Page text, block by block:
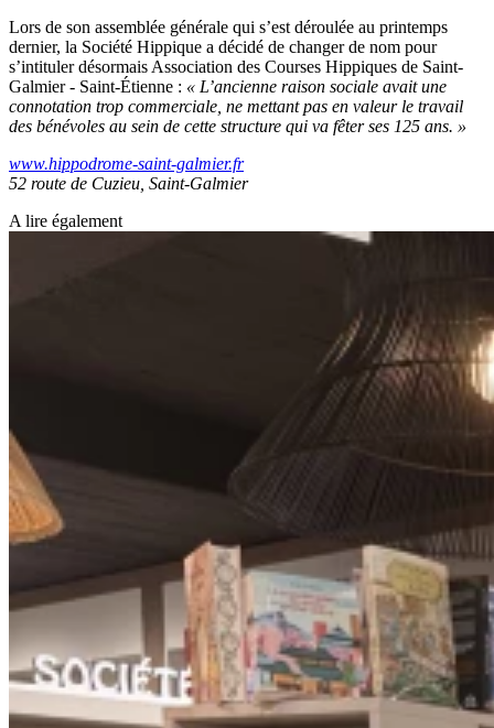
Lors de son assemblée générale qui s’est déroulée au printemps
dernier, la Société Hippique a décidé de changer de nom pour
s’intituler désormais Association des Courses Hippiques de Saint-
Galmier - Saint-Étienne : « L’ancienne raison sociale avait une
connotation trop commerciale, ne mettant pas en valeur le travail
des bénévoles au sein de cette structure qui va fêter ses 125 ans. »
www.hippodrome-saint-galmier.fr
52 route de Cuzieu, Saint-Galmier
A lire également